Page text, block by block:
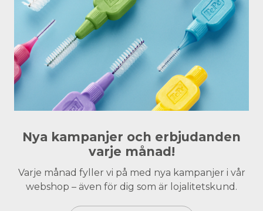
Nya kampanjer och erbjudanden
varje månad!
Varje månad fyller vi på med nya kampanjer i vår
webshop – även för dig som är lojalitetskund.